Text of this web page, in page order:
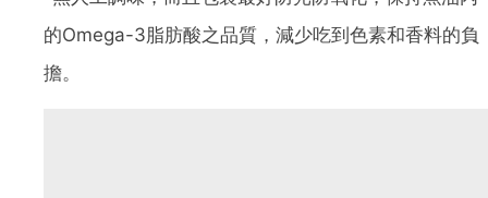
的Omega-3脂肪酸之品質，減少吃到色素和香料的負
擔。